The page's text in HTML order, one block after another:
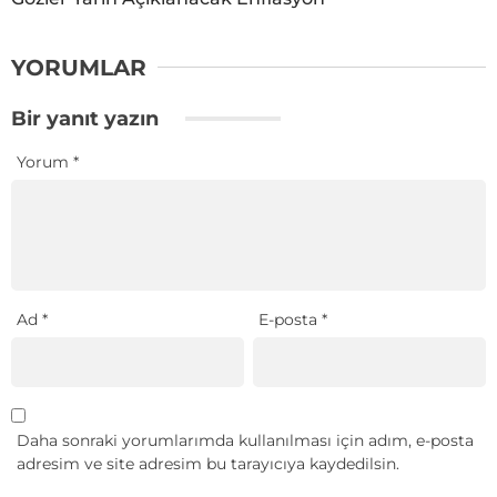
YORUMLAR
Bir yanıt yazın
Yorum *
Ad * E-posta*
Daha sonraki yorumlarımda kullanılması için adım, e-posta
adresim ve site adresim bu tarayıcıya kaydedilsin.